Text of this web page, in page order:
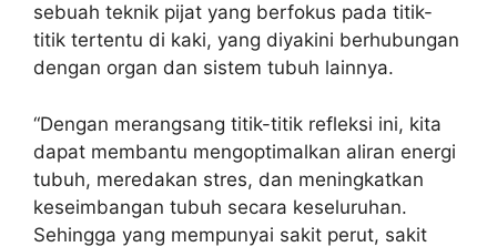
sebuah teknik pijat yang berfokus pada titik-
titik tertentu di kaki, yang diyakini berhubungan
dengan organ dan sistem tubuh lainnya.
“Dengan merangsang titik-titik refleksi ini, kita
dapat membantu mengoptimalkan aliran energi
tubuh, meredakan stres, dan meningkatkan
keseimbangan tubuh secara keseluruhan.
Sehingga yang mempunyai sakit perut, sakit